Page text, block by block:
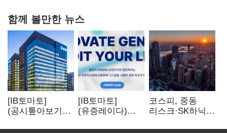
함께 볼만한 뉴스
[IB토마토]
(공시톺아보기)
[IB토마토]
(유증레이다)
코스피, 중동
리스크·SK하닉